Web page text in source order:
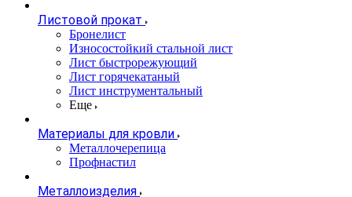
Листовой прокат
Бронелист
Износостойкий стальной лист
Лист быстрорежующий
Лист горячекатаный
Лист инструментальный
Еще
Материалы для кровли
Металлочерепица
Профнастил
Металлоизделия